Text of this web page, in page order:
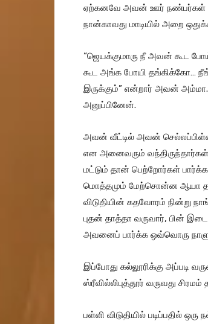
ஏற்கனவே அவன் ஊர் நண்பர்கள்
நான்காவது மாடியில் அறை
“ஜெயக்குமாரு நீ அவன் கூட
கூட அங்க போயி தங்கிக்கோ…
இருக்கும்” என்றார் அவன்
அனுப்பினேன்.
அவன் வீட்டில் அவன்
என அனைவரும் வந்திருந்தார்கள்.
மட்டும் தான் பெற்றோர்கள்
மொத்தமும் மேற்சொன்ன ஆயா
விடுதியின் கதவோரம் நின்று
புதன் தாத்தா வருவார், பின்
அவனைப் பார்க்க ஒவ்வொரு
இப்போது கல்லூரிக்கு அப்படி
ஸ்ரீவில்லிபுத்தூர் வருவது
பள்ளி விடுதியில் படிப்பதில்